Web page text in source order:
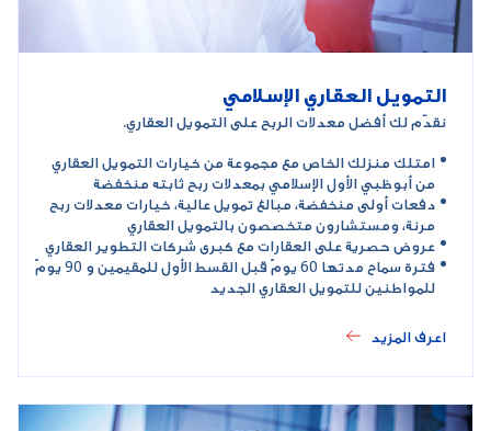
التمويل العقاري الإسلامي
نقدّم لك أفضل معدلات الربح على التمويل العقاري.
امتلك منزلك الخاص مع مجموعة من خيارات التمويل العقاري
من أبوظبي الأول الإسلامي بمعدلات ربح ثابته منخفضة
دفعات أولى منخفضة، مبالغ تمويل عالية، خيارات معدلات ربح
مرنة، ومستشارون متخصصون بالتمويل العقاري
عروض حصرية على العقارات مع كبرى شركات التطوير العقاري
فترة سماح مدتها 60 يومً قبل القسط الأول للمقيمين و 90 يومً
للمواطنين للتمويل العقاري الجديد
اعرف المزيد